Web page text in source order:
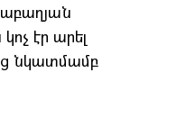
էր արել
նկատմամբ